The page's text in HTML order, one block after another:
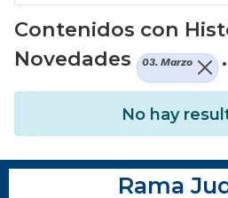
Contenidos con
Novedades
03. Marzo .
No hay
Rama